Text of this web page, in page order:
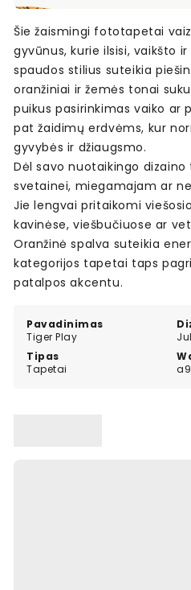
Pavadinimas
Tiger Play
Tipas
Tapetai
Šie žaismingi fototapetai
gyvūnus, kurie ilsisi, vaikšto
spaudos stilius suteikia
oranžiniai ir žemės tonai
puikus pasirinkimas vaiko ar
pat žaidimų erdvėms, kur
gyvybės ir džiaugsmo.
Dėl savo nuotaikingo
svetainei, miegamajam ar
Jie lengvai pritaikomi
kavinėse, viešbučiuose ar
Oranžinė spalva suteikia
kategorijos tapetai taps
patalpos akcentu.